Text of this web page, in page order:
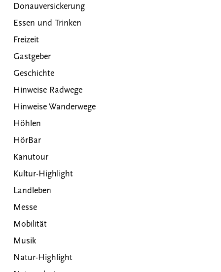
Donauversickerung
Essen und Trinken
Freizeit
Gastgeber
Geschichte
Hinweise Radwege
Hinweise Wanderwege
Höhlen
HörBar
Kanutour
Kultur-Highlight
Landleben
Messe
Mobilität
Musik
Natur-Highlight